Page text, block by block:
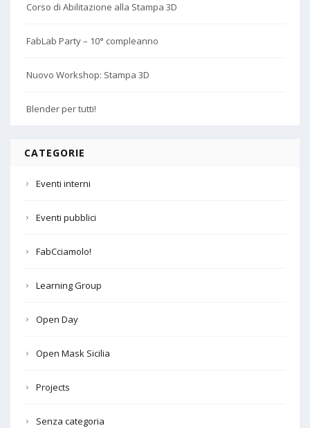
Corso di Abilitazione alla Stampa 3D
FabLab Party – 10° compleanno
Nuovo Workshop: Stampa 3D
Blender per tutti!
CATEGORIE
Eventi interni
Eventi pubblici
FabCciamolo!
Learning Group
Open Day
Open Mask Sicilia
Projects
Senza categoria